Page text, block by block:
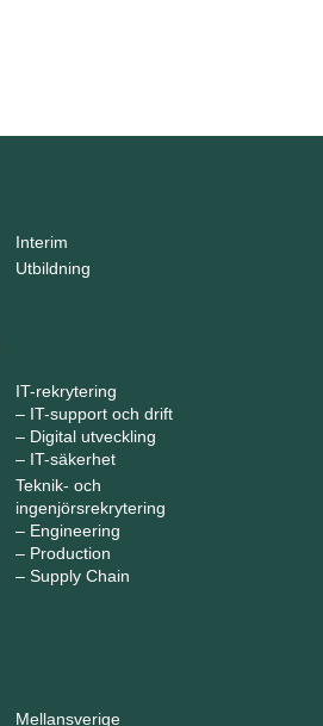
Interim
Utbildning
IT-rekrytering
– IT-support och drift
– Digital utveckling
– IT-säkerhet
Teknik- och
ingenjörsrekrytering
– Engineering
– Production
– Supply Chain
Mellansverige